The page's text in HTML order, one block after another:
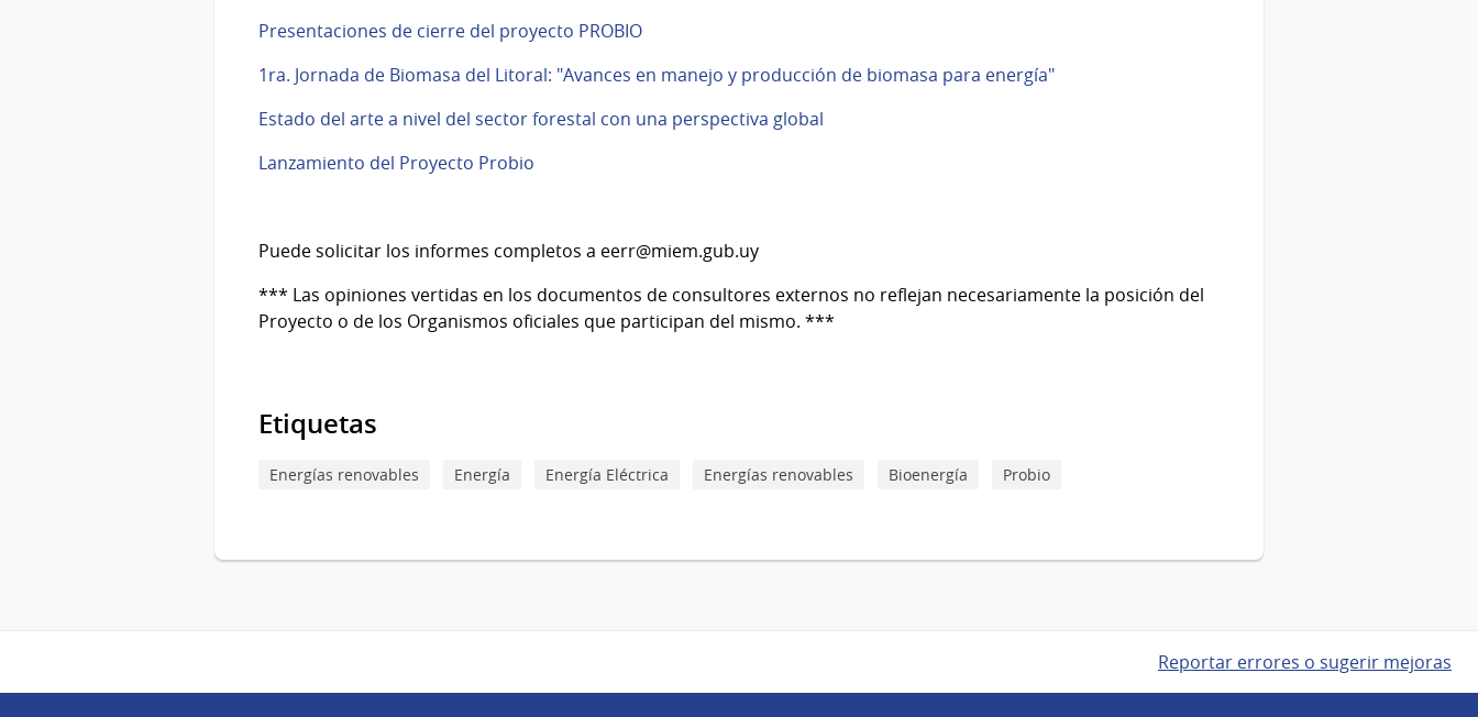
Presentaciones de cierre del proyecto PROBIO
1ra. Jornada de Biomasa del Litoral: "Avances en manejo y producción de biomasa para energía"
Estado del arte a nivel del sector forestal con una perspectiva global
Lanzamiento del Proyecto Probio
Puede solicitar los informes completos a eerr@miem.gub.uy
*** Las opiniones vertidas en los documentos de consultores externos no reflejan necesariamente la posición del
Proyecto o de los Organismos oficiales que participan del mismo. ***
Etiquetas
Energías renovables Energía Energía Eléctrica Energías renovables Bioenergía Probio
Reportar errores o sugerir mejoras